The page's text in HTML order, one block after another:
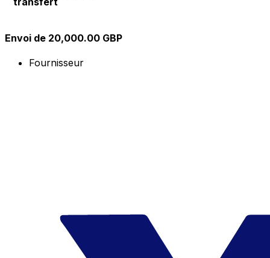
Envoi de 20,000.00 GBP
Fournisseur